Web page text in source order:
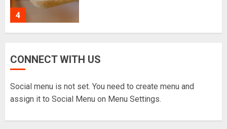
4
ज्येष्ठ नागरिकका पीडा : आराम-सम्मानको
CONNECT WITH US
Social menu is not set. You need to create menu and
assign it to Social Menu on Menu Settings.